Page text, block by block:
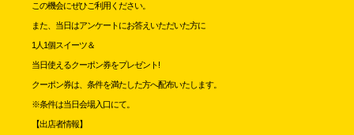
この機会にぜひご利用ください。
また、当日はアンケートにお答えいただいた方に
1人1個スイーツ＆
当日使えるクーポン券をプレゼント!
クーポン券は、条件を満たした方へ配布いたします。
※条件は当日会場入口にて。
【出店者情報】